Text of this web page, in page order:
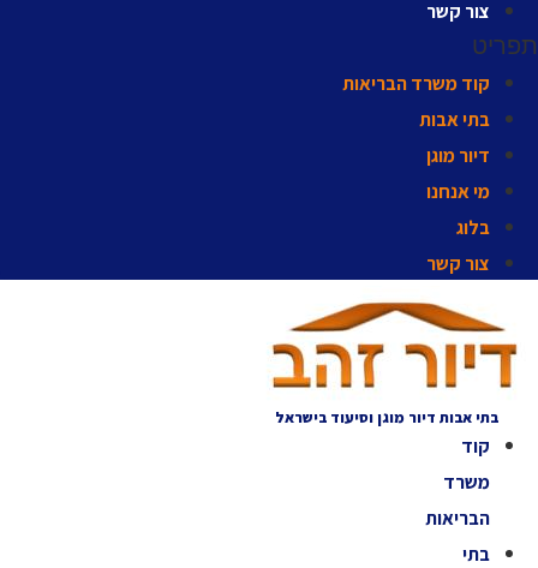
צור קשר
תפריט
קוד משרד הבריאות
בתי אבות
דיור מוגן
מי אנחנו
בלוג
צור קשר
בתי אבות דיור מוגן וסיעוד בישראל
קוד
משרד
הבריאות
בתי